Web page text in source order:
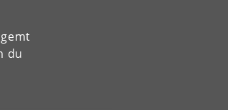
du